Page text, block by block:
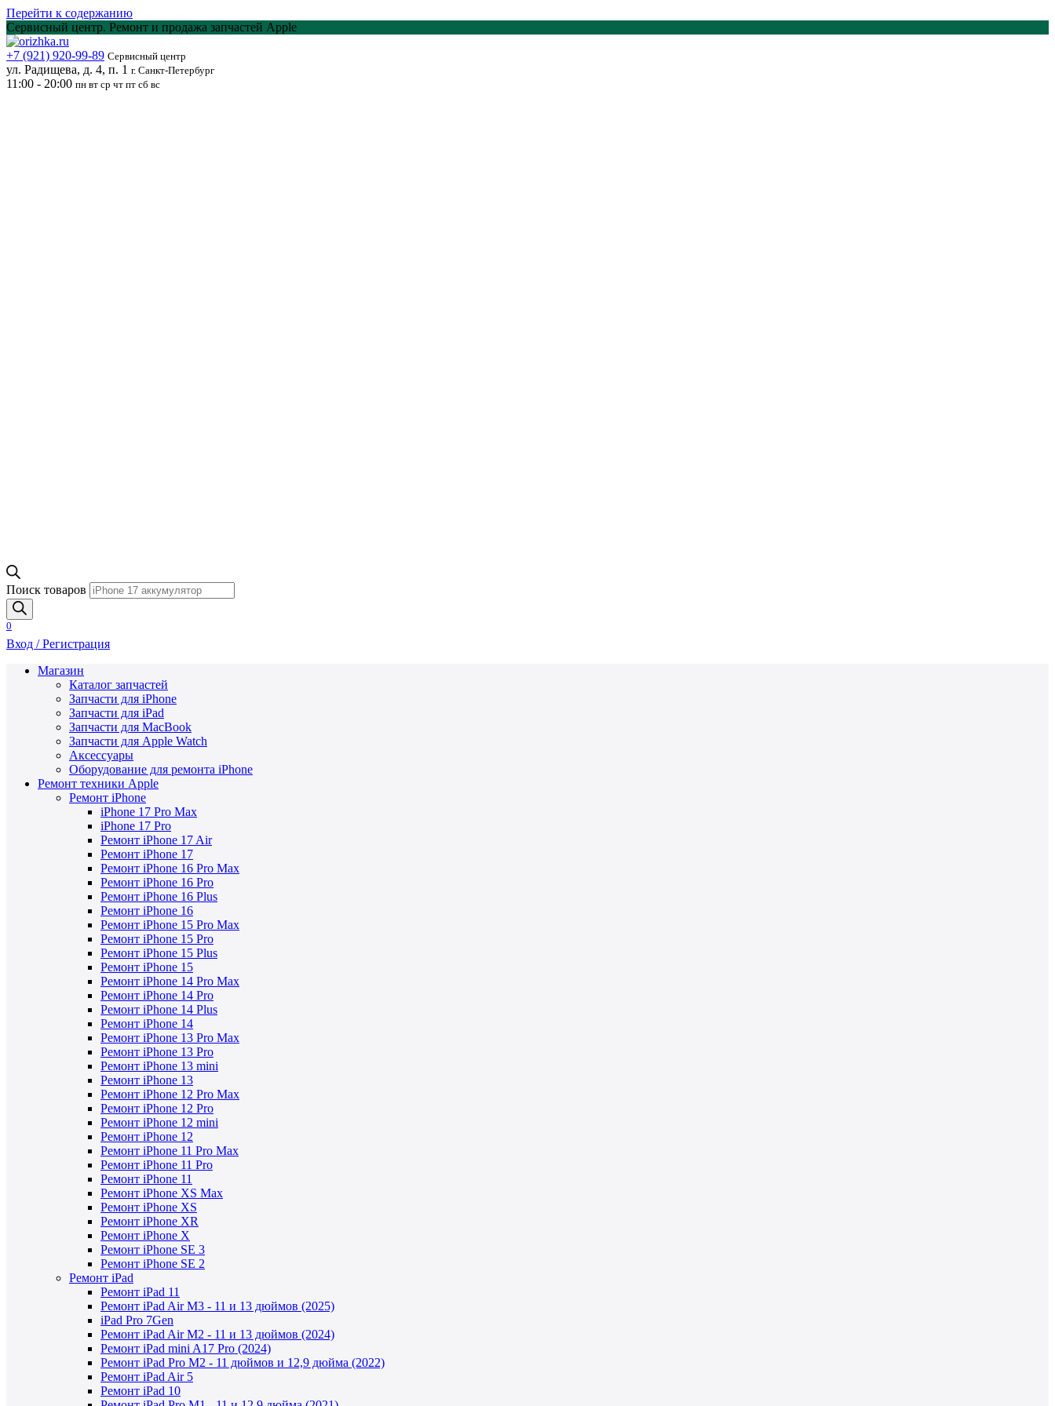
Перейти к содержанию
Сервисный центр. Ремонт и продажа запчастей Apple
+7 (921) 920-99-89 Сервисный центр
ул. Радищева, д. 4, п. 1 г. Санкт-Петербург
11:00 - 20:00 пн вт ср чт пт сб вс
Поиск товаров
0
Вход / Регистрация
Магазин
Каталог запчастей
Запчасти для iPhone
Запчасти для iPad
Запчасти для MacBook
Запчасти для Apple Watch
Аксессуары
Оборудование для ремонта iPhone
Ремонт техники Apple
Ремонт iPhone
iPhone 17 Pro Max
iPhone 17 Pro
Ремонт iPhone 17 Air
Ремонт iPhone 17
Ремонт iPhone 16 Pro Max
Ремонт iPhone 16 Pro
Ремонт iPhone 16 Plus
Ремонт iPhone 16
Ремонт iPhone 15 Pro Max
Ремонт iPhone 15 Pro
Ремонт iPhone 15 Plus
Ремонт iPhone 15
Ремонт iPhone 14 Pro Max
Ремонт iPhone 14 Pro
Ремонт iPhone 14 Plus
Ремонт iPhone 14
Ремонт iPhone 13 Pro Max
Ремонт iPhone 13 Pro
Ремонт iPhone 13 mini
Ремонт iPhone 13
Ремонт iPhone 12 Pro Max
Ремонт iPhone 12 Pro
Ремонт iPhone 12 mini
Ремонт iPhone 12
Ремонт iPhone 11 Pro Max
Ремонт iPhone 11 Pro
Ремонт iPhone 11
Ремонт iPhone XS Max
Ремонт iPhone XS
Ремонт iPhone XR
Ремонт iPhone X
Ремонт iPhone SE 3
Ремонт iPhone SE 2
Ремонт iPad
Ремонт iPad 11
Ремонт iPad Air M3 - 11 и 13 дюймов (2025)
iPad Pro 7Gen
Ремонт iPad Air M2 - 11 и 13 дюймов (2024)
Ремонт iPad mini A17 Pro (2024)
Ремонт iPad Pro M2 - 11 дюймов и 12,9 дюйма (2022)
Ремонт iPad Air 5
Ремонт iPad 10